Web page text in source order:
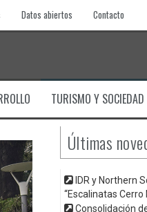
Datos abiertos Contacto
TURISMO Y SOCIEDAD
Últimas
IDR y Northern
“Escalinatas Cerro
Consolidación